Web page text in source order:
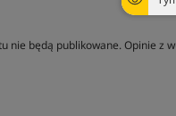
nie będą publikowane. Opinie z